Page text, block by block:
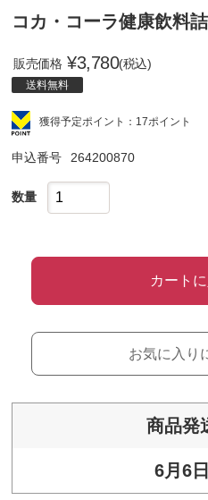
コカ・コーラ健康飲料
販売価格 ¥3,780(税込)
送料無料
獲得予定ポイント：17ポイント
申込番号 264200870
数量
カート
お気に入り
商品発
6月6